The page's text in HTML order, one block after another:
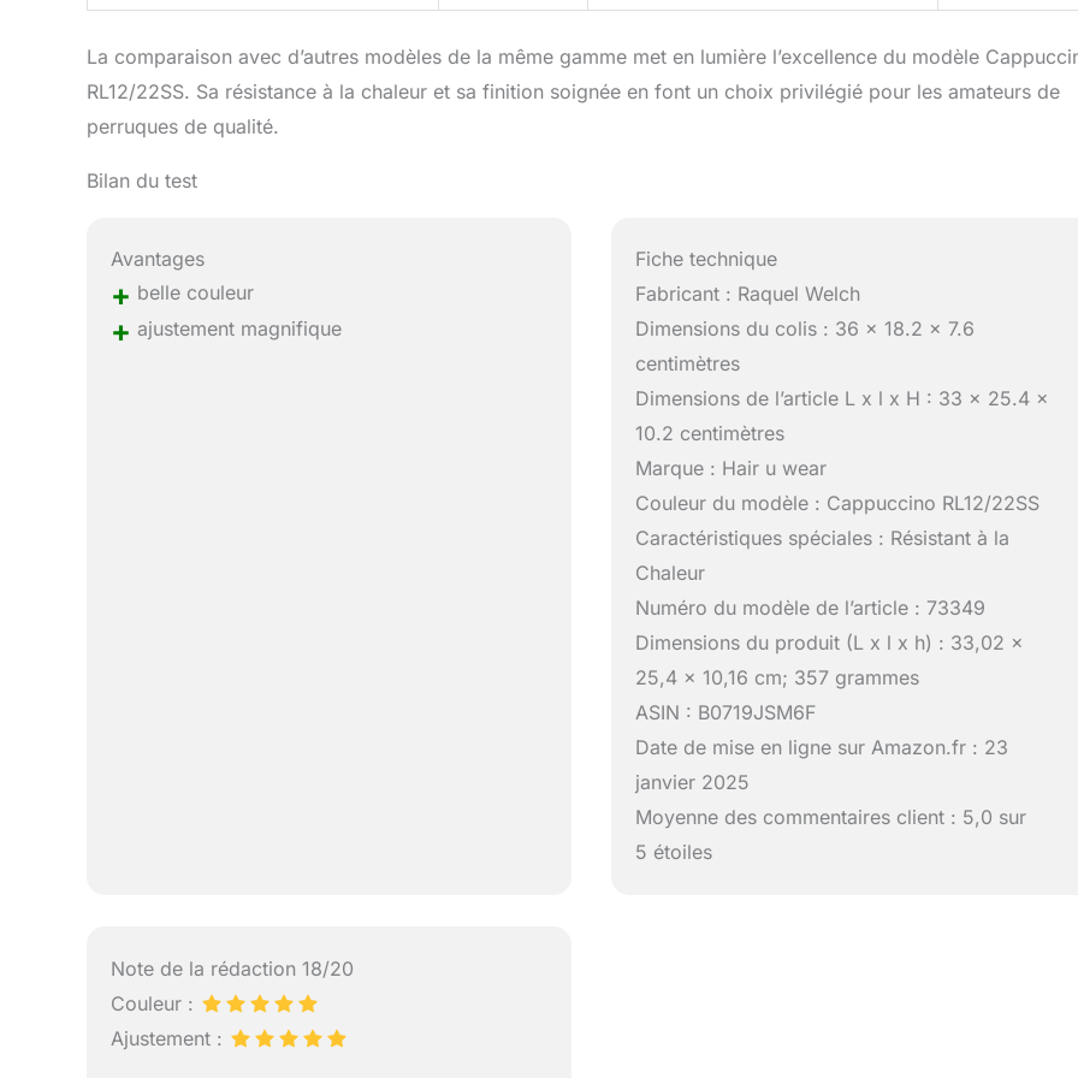
La comparaison avec d’autres modèles de la même gamme met en lumière l’excellence du modèle
RL12/22SS. Sa résistance à la chaleur et sa finition soignée en font un choix privilégié pour les amateurs de
perruques de qualité.
Bilan du test
Avantages
+ belle couleur
+ ajustement magnifique
Fiche technique
Fabricant : Raquel Welch
Dimensions du colis : 36 x 18.2 x 7.6
centimètres
Dimensions de l’article L x l x H : 33 x 25.4 x
10.2 centimètres
Marque : Hair u wear
Couleur du modèle : Cappuccino RL12/22SS
Caractéristiques spéciales : Résistant à la
Chaleur
Numéro du modèle de l’article : 73349
Dimensions du produit (L x l x h) : 33,02 x
25,4 x 10,16 cm; 357 grammes
ASIN : B0719JSM6F
Date de mise en ligne sur Amazon.fr : 23
janvier 2025
Moyenne des commentaires client : 5,0 sur
5 étoiles
Note de la rédaction 18/20
Couleur :
Ajustement :